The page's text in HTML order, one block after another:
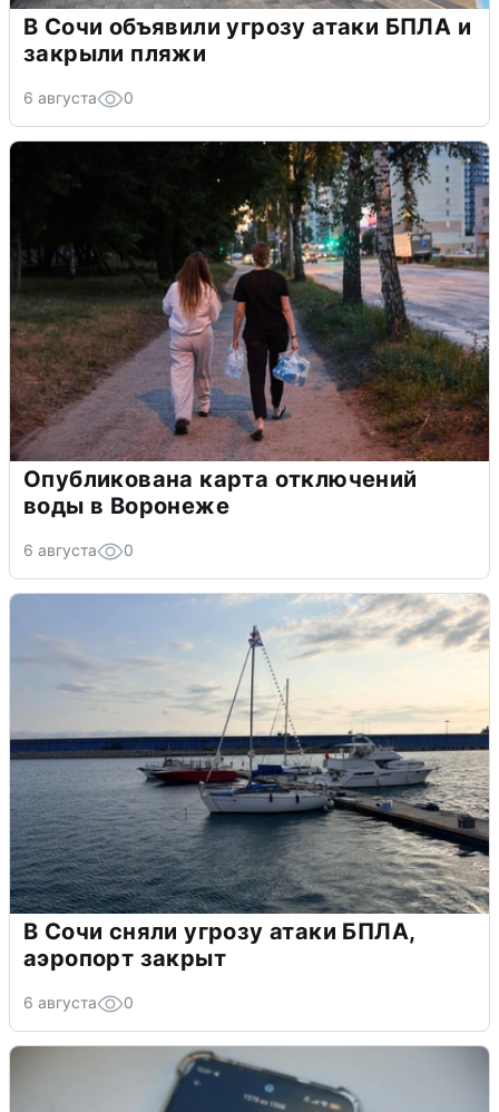
В Сочи объявили угрозу атаки БПЛА и
закрыли пляжи
6 августа 0
Опубликована карта отключений
воды в Воронеже
6 августа 0
В Сочи сняли угрозу атаки БПЛА,
аэропорт закрыт
6 августа 0